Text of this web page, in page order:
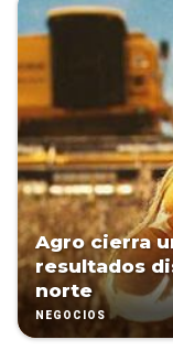
Agro cierra
resultados
norte
NEGOCIOS